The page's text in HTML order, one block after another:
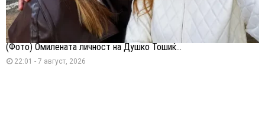
(Фото) Омилената личност на Душко Тошиќ...
22:01 - 7 август, 2026